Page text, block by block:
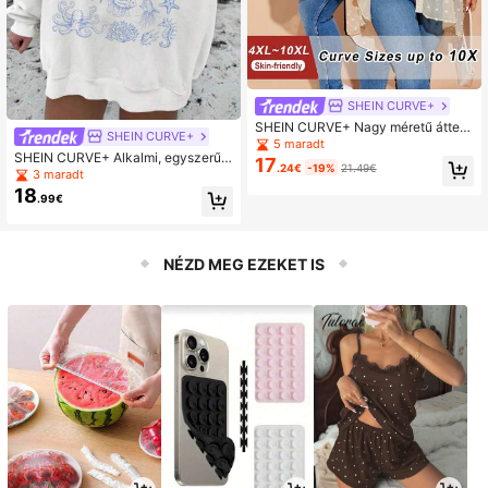
SHEIN CURVE+
SHEIN CURVE+ Alkalmi, egyszerű
mintás kerek nyakú, laza, nagymér
etű, hosszú ujjú pulóver, őszi/téli
3 maradt
18.99€
SHEIN CURVE+
SHEIN CURVE+ Nagy méretű áttets
ző virágmintás hosszú blúz Sokold
alú és elegáns
5 maradt
17.24€ -19% 21.49€
NÉZD MEG EZEKET IS